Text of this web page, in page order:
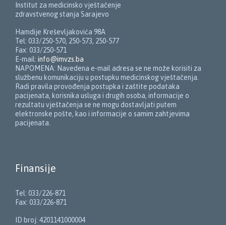
Institut za medicinsko vještačenje
zdravstvenog stanja Sarajevo
Hamdije Kreševljakovića 98A
Tel: 033/250-570, 250-573, 250-577
Fax: 033/250-571
E-mail: info@imvzs.ba
NAPOMENA: Navedena e-mail adresa se ne može korisiti za
službenu komunikaciju u postupku medicinskog vještačenja.
Radi pravila provođenja postupka i zaštite podataka
pacijenata, korisnika usluga i drugih osoba, informacije o
rezultatu vještačenja se ne mogu dostavljati putem
elektronske pošte, kao i informacije o samim zahtjevima
pacijenata.
Finansije
Tel: 033/226-871
Fax: 033/226-871
ID broj: 4201141000004